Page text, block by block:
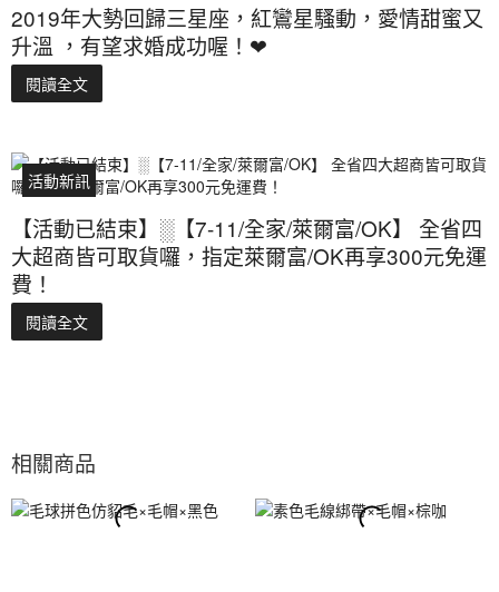
2019年大勢回歸三星座，紅鸞星騷動，愛情甜蜜又
升溫 ，有望求婚成功喔！❤
閱讀全文
活動新訊
【活動已結束】░【7-11/全家/萊爾富/OK】 全省四
大超商皆可取貨囉，指定萊爾富/OK再享300元免運
費！
閱讀全文
相關商品